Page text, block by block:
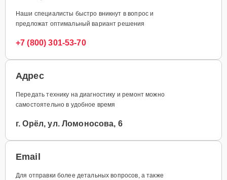
Наши специалисты быстро вникнут в вопрос и
предложат оптимальный вариант решения
+7 (800) 301-53-70
Адрес
Передать технику на диагностику и ремонт можно
самостоятельно в удобное время
г. Орёл, ул. Ломоносова, 6
Email
Для отправки более детальных вопросов, а также